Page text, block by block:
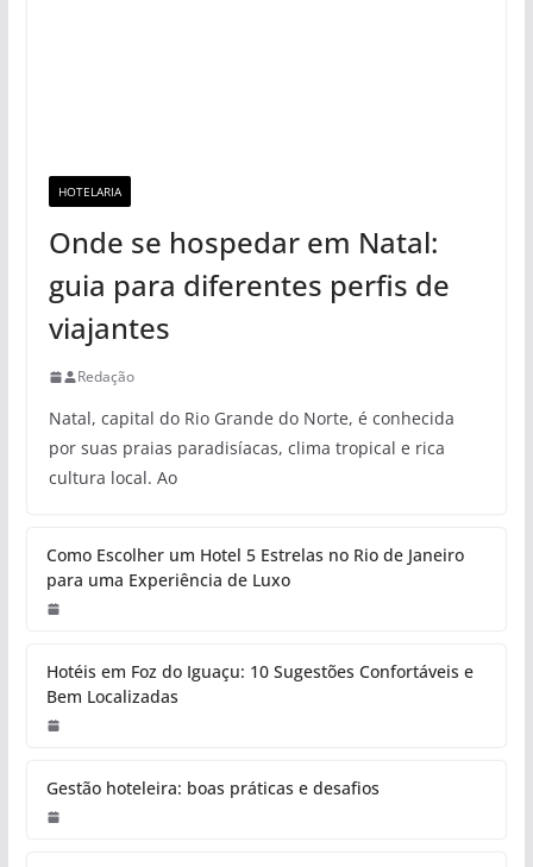
HOTELARIA
Onde se hospedar em Natal:
guia para diferentes perfis de
viajantes
Redação
Natal, capital do Rio Grande do Norte, é conhecida
por suas praias paradisíacas, clima tropical e rica
cultura local. Ao
Como Escolher um Hotel 5 Estrelas no Rio de Janeiro
para uma Experiência de Luxo
Hotéis em Foz do Iguaçu: 10 Sugestões Confortáveis e
Bem Localizadas
Gestão hoteleira: boas práticas e desafios